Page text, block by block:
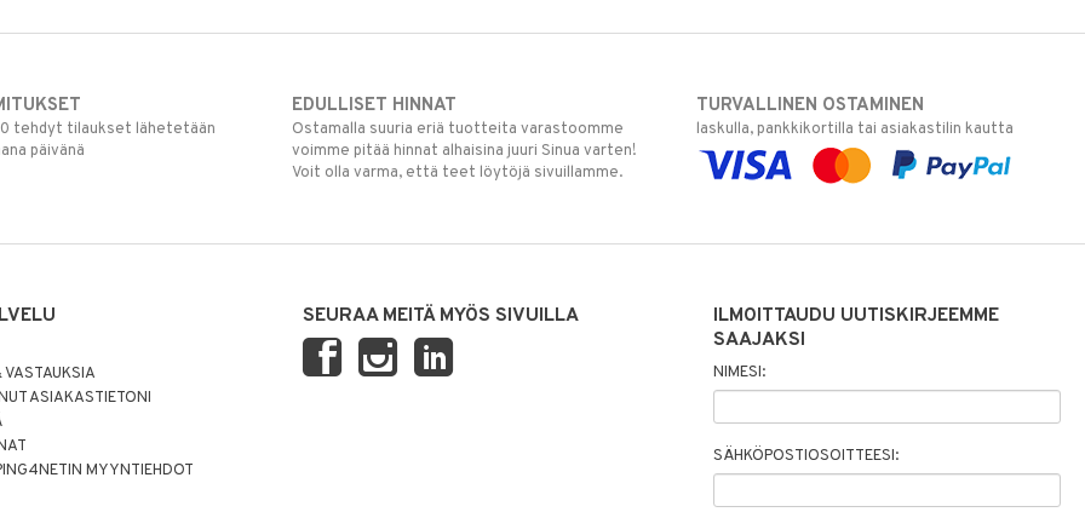
tehdyt tilaukset lähetetään
päivänä
EDULLISET HINNAT
Ostamalla suuria eriä tuotteita varastoomme
voimme pitää hinnat alhaisina juuri Sinua varten!
Voit olla varma, että teet löytöjä sivuillamme.
TURVALLINEN OSTAMINEN
laskulla, pankkikortilla tai asiakastilin kautta
ASIAKASTIETONI
MYYNTIEHDOT
SEURAA MEITÄ MYÖS SIVUILLA
ILMOITTAUDU UUTISKIRJEEMME
SAAJAKSI
NIMESI:
SÄHKÖPOSTIOSOITTEESI: